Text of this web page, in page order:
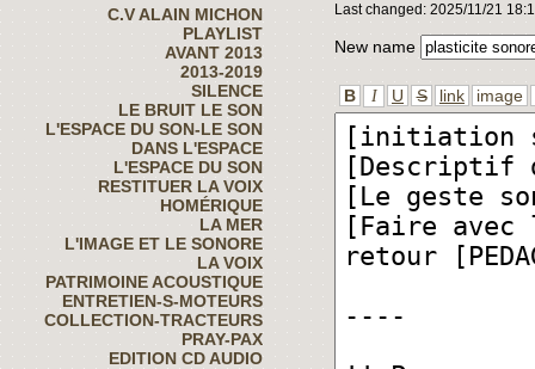
C.V ALAIN MICHON
PLAYLIST
AVANT 2013
2013-2019
SILENCE
LE BRUIT LE SON
L'ESPACE DU SON-LE SON
DANS L'ESPACE
L'ESPACE DU SON
RESTITUER LA VOIX
HOMÉRIQUE
LA MER
L'IMAGE ET LE SONORE
LA VOIX
PATRIMOINE ACOUSTIQUE
ENTRETIEN-S-MOTEURS
COLLECTION-TRACTEURS
PRAY-PAX
EDITION CD AUDIO
Last changed: 2025/11/21
New name
B I U S link image